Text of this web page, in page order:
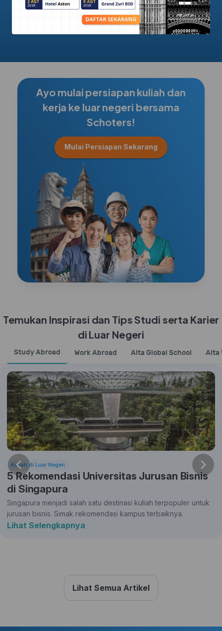
Ayo mulai persiapan kuliah dan
kerja ke luar negeri bersama
Schoters!
Mulai Persiapan Sekarang
Temukan Inspirasi dan Tips Studi serta Karier
di Luar Negeri
Study Abroad Work Abroad Alta Global School Alta
Kuliah di Luar Negeri
5 Rekomendasi Universitas Jurusan Bisnis
di Singapura
Singapura menjadi salah satu destinasi kuliah terpopuler untuk
jurusan bisnis. Simak rekomendasi kampus terbaiknya.
Lihat Selengkapnya
Lihat Semua Artikel